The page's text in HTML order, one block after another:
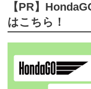
【PR】
はこちら！